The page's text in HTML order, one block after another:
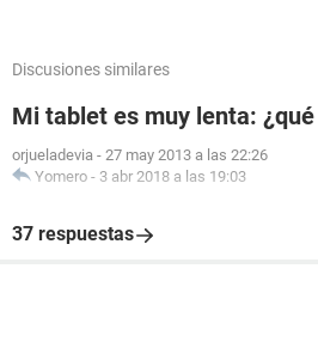
Discusiones similares
Mi tablet es muy lenta:
orjueladevia - 27 may 2013 a las 22:26
Yomero - 3 abr 2018 a las 19:03
37 respuestas